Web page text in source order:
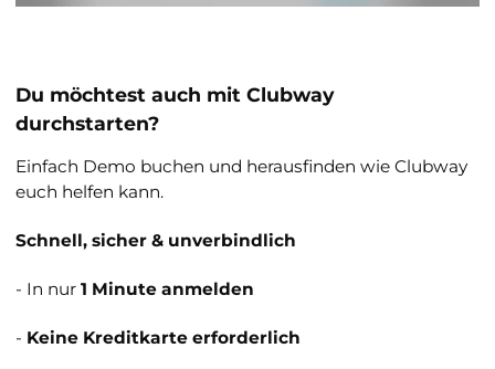
Du möchtest auch mit Clubway
durchstarten?
Einfach Demo buchen und herausfinden wie Clubway
euch helfen kann.
Schnell, sicher & unverbindlich
- In nur 1 Minute anmelden
- Keine Kreditkarte erforderlich